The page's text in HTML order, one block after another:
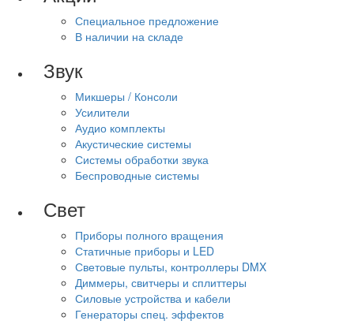
Специальное предложение
В наличии на складе
Звук
Микшеры / Консоли
Усилители
Аудио комплекты
Акустические системы
Системы обработки звука
Беспроводные системы
Свет
Приборы полного вращения
Статичные приборы и LED
Световые пульты, контроллеры DMX
Диммеры, свитчеры и сплиттеры
Силовые устройства и кабели
Генераторы спец. эффектов